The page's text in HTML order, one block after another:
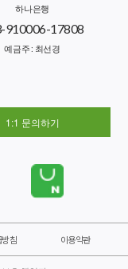
하나은행
910006-17808
예금주 : 최선경
1:1 문의하기
침 이용약관